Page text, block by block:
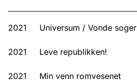
2021 Universum / Vonde soger
2021 Leve republikken!
2021 Min venn romvesenet